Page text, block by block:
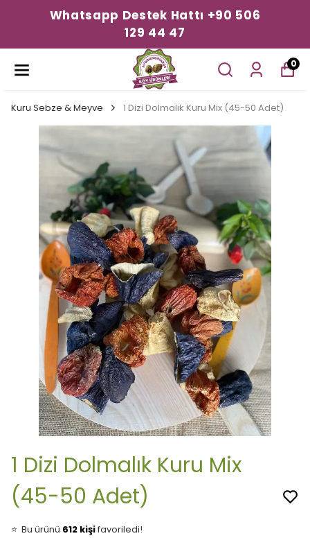
Whatsapp Destek Hattı +90 506
129 44 47
0
Kuru Sebze & Meyve 1 Dizi Dolmalık Kuru Mix (45-50 Adet)
1 Dizi Dolmalık Kuru Mix
(45-50 Adet)
👀 Şu an30 kişi inceliyor!
🛒 71 kişisepetine ekledi!